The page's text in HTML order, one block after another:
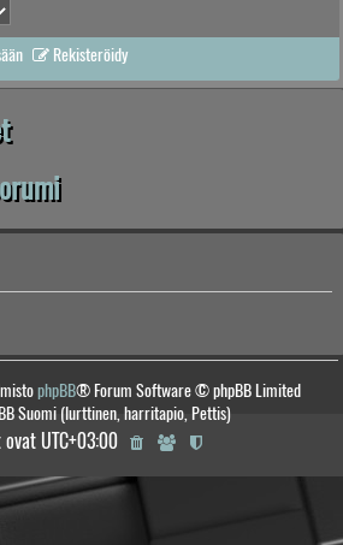
Rekisteröidy
phpBB® Forum Software © phpBB Limited
Suomi (lurttinen, harritapio, Pettis)
ovat UTC+03:00